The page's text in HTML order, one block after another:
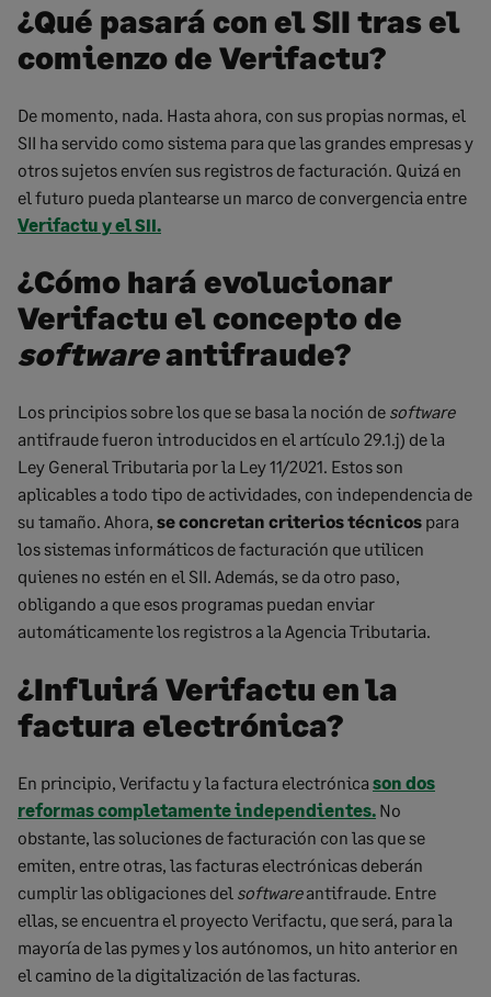
¿Qué pasará con el SII tras el
comienzo de Verifactu?
De momento, nada. Hasta ahora, con sus propias normas, el
SII ha servido como sistema para que las grandes empresas y
otros sujetos envíen sus registros de facturación. Quizá en
el futuro pueda plantearse un marco de convergencia entre
Verifactu y el SII.
¿Cómo hará evolucionar
Verifactu el concepto de
softwareantifraude?
Los principios sobre los que se basa la noción de software
antifraude fueron introducidos en el artículo 29.1.j) de la
Ley General Tributaria por la Ley 11/2021. Estos son
aplicables a todo tipo de actividades, con independencia de
su tamaño. Ahora, se concretan criterios técnicos para
los sistemas informáticos de facturación que utilicen
quienes no estén en el SII. Además, se da otro paso,
obligando a que esos programas puedan enviar
automáticamente los registros a la Agencia Tributaria.
¿Influirá Verifactu en la
factura electrónica?
En principio, Verifactu y la factura electrónica son dos
reformas completamente independientes. No
obstante, las soluciones de facturación con las que se
emiten, entre otras, las facturas electrónicas deberán
cumplir las obligaciones del softwareantifraude. Entre
ellas, se encuentra el proyecto Verifactu, que será, para la
mayoría de las pymes y los autónomos, un hito anterior en
el camino de la digitalización de las facturas.